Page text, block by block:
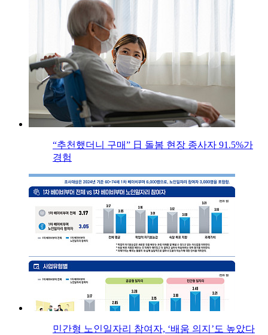
“추천했더니 구매” 日 돌봄 현장 종사자 91.5%가
경험
민간형 노인일자리 참여자, ‘배움 의지’도 높았다